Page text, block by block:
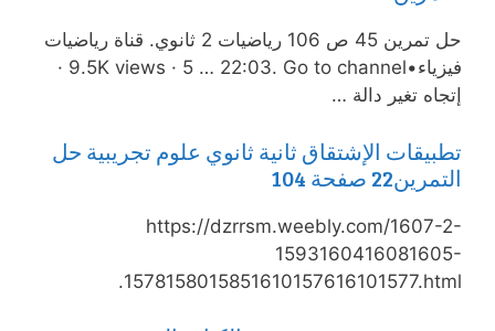
حل تمرين 45 ص 106 رياضيات 2 ثانوي. قناة رياضيات
فيزياء•9.5K views · 5 … 22:03. Go to channel ·
إتجاه تغير دالة …
تطبيقات الإشتقاق ثانية ثانوي علوم تجريبية حل
التمرين22 صفحة 104
https://dzrrsm.weebly.com/1607-2-
1593160416081605-
1578158015851610157616101577.html.